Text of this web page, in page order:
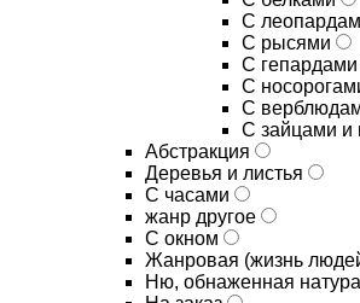
С
С рысями
С гепардами
С
С
С зайцами и
Абстракция
Деревья и листья
С часами
жанр другое
С окном
Жанровая (жизнь
Ню, обнаженная натура